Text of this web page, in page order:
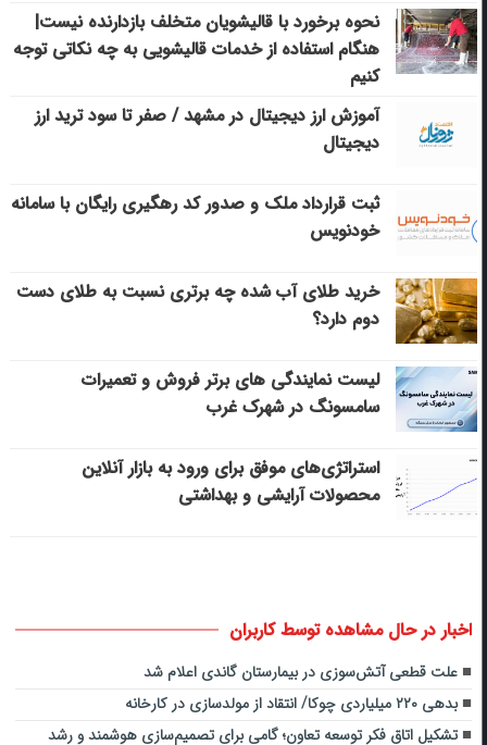
نحوه برخورد با قالیشویان متخلف بازدارنده نیست|
هنگام استفاده از خدمات قالیشویی به چه نکاتی توجه
کنیم
آموزش ارز دیجیتال در مشهد / صفر تا سود ترید ارز
دیجیتال
ثبت قرارداد ملک و صدور کد رهگیری رایگان با سامانه
خودنویس
خرید طلای آب شده چه برتری نسبت به طلای دست
دوم دارد؟
لیست نمایندگی های برتر فروش و تعمیرات
سامسونگ در شهرک غرب
استراتژی‌های موفق برای ورود به بازار آنلاین
محصولات آرایشی و بهداشتی
اخبار در حال مشاهده توسط کاربران
علت قطعی آتش‌سوزی در بیمارستان گاندی اعلام شد
بدهی ۲۲۰ میلیاردی چوکا‌/ انتقاد از مولدسازی در کارخانه
تشکیل اتاق فکر توسعه تعاون؛ گامی برای تصمیم‌سازی هوشمند و رشد